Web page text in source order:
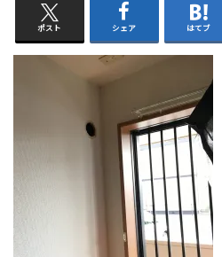
ポスト シェア はてブ